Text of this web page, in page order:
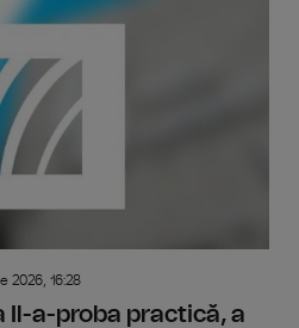
2026, 16:28
Il-a-proba practică, a